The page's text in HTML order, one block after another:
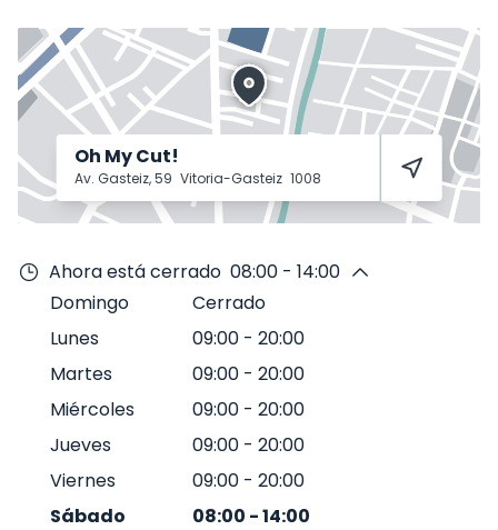
Oh My Cut!
Av. Gasteiz, 59 Vitoria-Gasteiz 1008
Ahora está cerrado 08:00 - 14:00
Domingo
Cerrado
Lunes
09:00 - 20:00
Martes
09:00 - 20:00
Miércoles
09:00 - 20:00
Jueves
09:00 - 20:00
Viernes
09:00 - 20:00
Sábado
08:00 -14:00